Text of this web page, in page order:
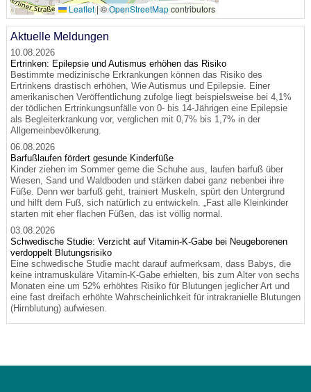
Leaflet|©OpenStreetMapcontributors
Aktuelle Meldungen
10.08.2026
Ertrinken: Epilepsie und Autismus erhöhen das Risiko
Bestimmte medizinische Erkrankungen können das Risiko des
Ertrinkens drastisch erhöhen, Wie Autismus und Epilepsie. Einer
amerikanischen Veröffentlichung zufolge liegt beispielsweise bei 4,1%
der tödlichen Ertrinkungsunfälle von 0- bis 14-Jährigen eine Epilepsie
als Begleiterkrankung vor, verglichen mit 0,7% bis 1,7% in der
Allgemeinbevölkerung.
06.08.2026
Barfußlaufen fördert gesunde Kinderfüße
Kinder ziehen im Sommer gerne die Schuhe aus, laufen barfuß über
Wiesen, Sand und Waldboden und stärken dabei ganz nebenbei ihre
Füße. Denn wer barfuß geht, trainiert Muskeln, spürt den Untergrund
und hilft dem Fuß, sich natürlich zu entwickeln. „Fast alle Kleinkinder
starten mit eher flachen Füßen, das ist völlig normal.
03.08.2026
Schwedische Studie: Verzicht auf Vitamin-K-Gabe bei Neugeborenen
verdoppelt Blutungsrisiko
Eine schwedische Studie macht darauf aufmerksam, dass Babys, die
keine intramuskuläre Vitamin-K-Gabe erhielten, bis zum Alter von sechs
Monaten eine um 52% erhöhtes Risiko für Blutungen jeglicher Art und
eine fast dreifach erhöhte Wahrscheinlichkeit für intrakranielle Blutungen
(Hirnblutung) aufwiesen.